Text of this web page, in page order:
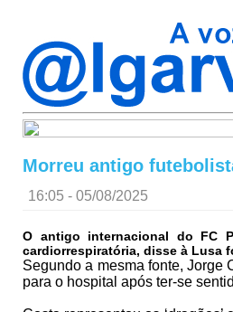
Morreu antigo
16:05 - 05/08/2025
O antigo internacional do FC
cardiorrespiratória, disse à Lusa
Segundo a mesma fonte, Jorge
para o hospital após ter-se